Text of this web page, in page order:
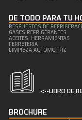
DE TODO PARA TU
RESPUESTOS DE
GASES REFRIGERANTES
ACEITES, HERRAMIENTAS
FERRETERIA
LIMPIEZA AUTOMOTRIZ
<--LIBRO DE
BROCHURE